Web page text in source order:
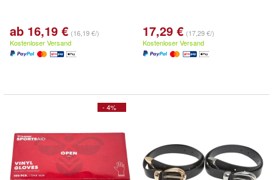
ab 16,19 € (16,19 €/)
Kostenloser Versand
17,29 € (17,29 €/)
Kostenloser Versand
- 4%